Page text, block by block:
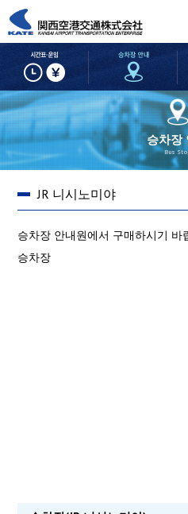
시간표・운임
승차장
Bus
JR 니시노미야
승차장 안내원에서 구매하시기 바
승차장